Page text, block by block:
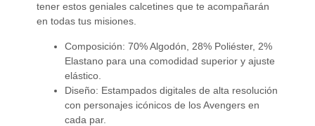
tener estos geniales calcetines que te acompañarán
en todas tus misiones.
Composición: 70% Algodón, 28% Poliéster, 2%
Elastano para una comodidad superior y ajuste
elástico.
Diseño: Estampados digitales de alta resolución
con personajes icónicos de los Avengers en
cada par.